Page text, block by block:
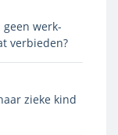
werk-
verbieden?
zieke kind